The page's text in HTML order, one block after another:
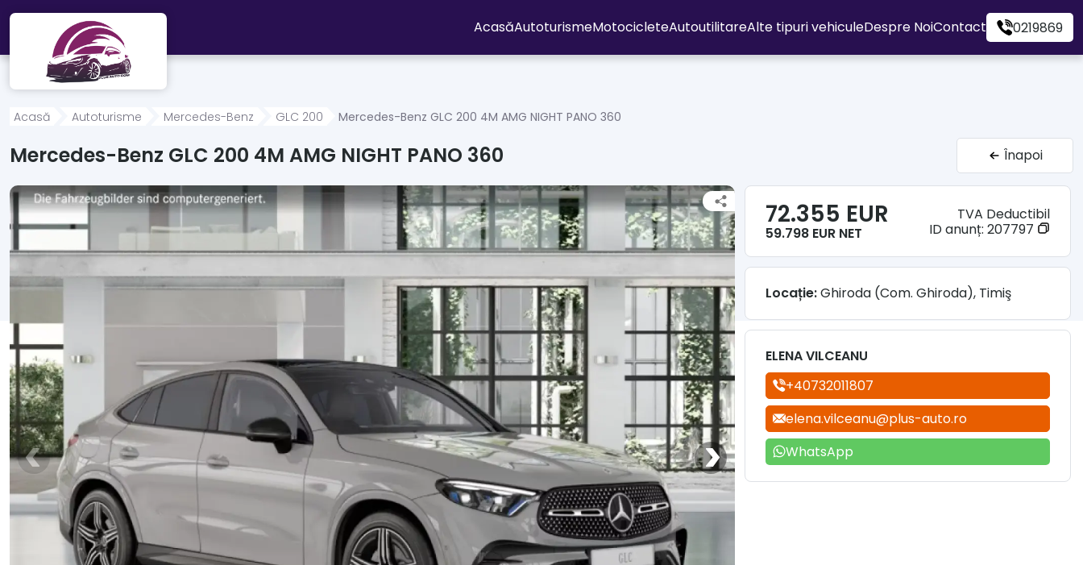
Mergi direct la conținutul principal
AcasăAutoturismeMotocicleteAutoutilitareAlte tipuri vehiculeDespre NoiContact 0219869
Acasă Autoturisme Mercedes-Benz GLC 200 Mercedes-Benz GLC 200 4M AMG NIGHT PANO 360
Mercedes-Benz GLC 200 4M AMG NIGHT PANO 360 Înapoi
72.355 EUR
59.798 EUR NET
TVA Deductibil
ID anunț: 207797
Locație:Ghiroda (Com. Ghiroda), Timiş
ELENA VILCEANU
+40732011807
elena.vilceanu@plus-auto.ro
WhatsApp